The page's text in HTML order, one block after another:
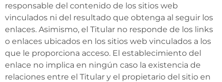
responsable del contenido de los sitios web
vinculados ni del resultado que obtenga al seguir los
enlaces. Asimismo, el Titular no responde de los links
o enlaces ubicados en los sitios web vinculados a los
que le proporciona acceso. El establecimiento del
enlace no implica en ningún caso la existencia de
relaciones entre el Titular y el propietario del sitio en